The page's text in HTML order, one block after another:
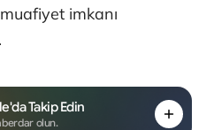
imkanı
Takip Edin
olun.